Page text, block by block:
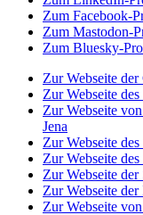
Zum Facebook-
Zum Mastodon-
Zum Bluesky-
Zur Webseite
Zur Webseite
Zur Webseite
Jena
Zur Webseite
Zur Webseite
Zur Webseite
Zur Webseite
Zur Webseite